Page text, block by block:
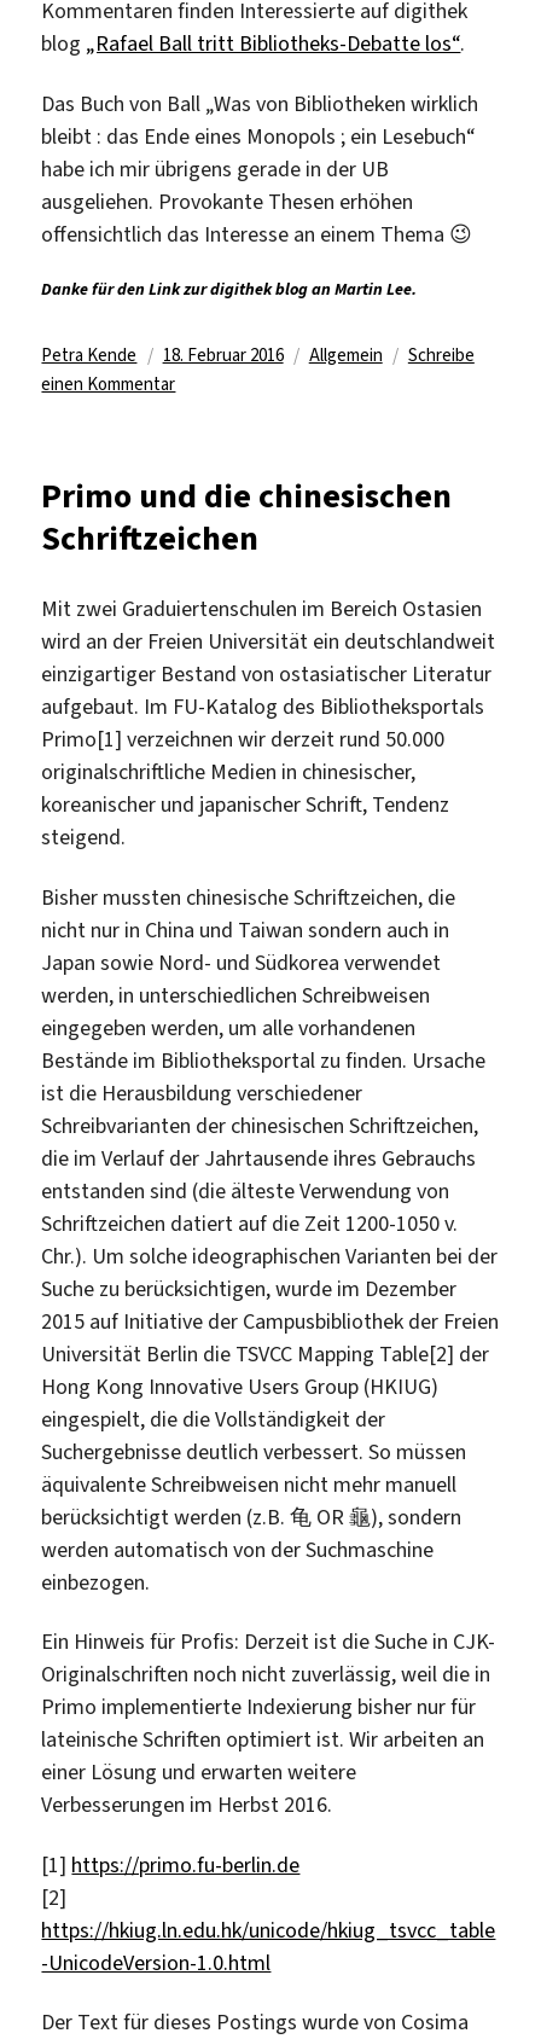
Kommentaren finden Interessierte auf digithek
blog „Rafael Ball tritt Bibliotheks-Debatte los“.
Das Buch von Ball „Was von Bibliotheken wirklich
bleibt : das Ende eines Monopols ; ein Lesebuch“
habe ich mir übrigens gerade in der UB
ausgeliehen. Provokante Thesen erhöhen
offensichtlich das Interesse an einem Thema 😉
Danke für den Link zur digithek blog an Martin Lee.
Autor
Petra Kende
Veröffentlicht
am
18. Februar 2016 Kategorien
Allgemein
Schreibe
einen Kommentarzu
Bibliotheken
überflüssig?
Primo und die chinesischen
Schriftzeichen
Mit zwei Graduiertenschulen im Bereich Ostasien
wird an der Freien Universität ein deutschlandweit
einzigartiger Bestand von ostasiatischer Literatur
aufgebaut. Im FU-Katalog des Bibliotheksportals
Primo[1] verzeichnen wir derzeit rund 50.000
originalschriftliche Medien in chinesischer,
koreanischer und japanischer Schrift, Tendenz
steigend.
Bisher mussten chinesische Schriftzeichen, die
nicht nur in China und Taiwan sondern auch in
Japan sowie Nord- und Südkorea verwendet
werden, in unterschiedlichen Schreibweisen
eingegeben werden, um alle vorhandenen
Bestände im Bibliotheksportal zu finden. Ursache
ist die Herausbildung verschiedener
Schreibvarianten der chinesischen Schriftzeichen,
die im Verlauf der Jahrtausende ihres Gebrauchs
entstanden sind (die älteste Verwendung von
Schriftzeichen datiert auf die Zeit 1200-1050 v.
Chr.). Um solche ideographischen Varianten bei der
Suche zu berücksichtigen, wurde im Dezember
2015 auf Initiative der Campusbibliothek der Freien
Universität Berlin die TSVCC Mapping Table[2] der
Hong Kong Innovative Users Group (HKIUG)
eingespielt, die die Vollständigkeit der
Suchergebnisse deutlich verbessert. So müssen
äquivalente Schreibweisen nicht mehr manuell
berücksichtigt werden (z.B. 龟 OR 龜), sondern
werden automatisch von der Suchmaschine
einbezogen.
Ein Hinweis für Profis: Derzeit ist die Suche in CJK-
Originalschriften noch nicht zuverlässig, weil die in
Primo implementierte Indexierung bisher nur für
lateinische Schriften optimiert ist. Wir arbeiten an
einer Lösung und erwarten weitere
Verbesserungen im Herbst 2016.
[1] https://primo.fu-berlin.de
[2]
https://hkiug.ln.edu.hk/unicode/hkiug_tsvcc_table
-UnicodeVersion-1.0.html
Der Text für dieses Postings wurde von Cosima